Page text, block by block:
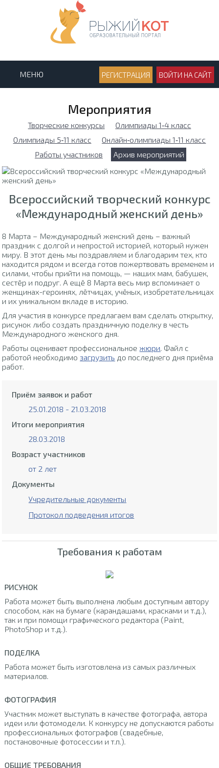
МЕНЮ РЕГИСТРАЦИЯ ВОЙТИ НА САЙТ
Мероприятия
Творческие конкурсы
Олимпиады 1‑4 класс
Олимпиады 5‑11 класс
Онлайн‑олимпиады 1‑11 класс
Работы участников
Архив мероприятий
Всероссийский творческий конкурс
«Международный женский день»
8 Марта – Международный женский день – важный
праздник с долгой и непростой историей, который нужен
миру. В этот день мы поздравляем и благодарим тех, кто
находится рядом и всегда готов пожертвовать временем и
силами, чтобы прийти на помощь, — наших мам, бабушек,
сестёр и подруг. А ещё 8 Марта весь мир вспоминает о
женщинах-героинях, лётчицах, учёных, изобретательницах
и их уникальном вкладе в историю.
Для участия в конкурсе предлагаем вам сделать открытку,
рисунок либо создать праздничную поделку в честь
Международного женского дня.
Работы оценивает профессиональное жюри. Файл с
работой необходимо загрузить до последнего дня приёма
работ.
Приём заявок и работ
25.01.2018 - 21.03.2018
Итоги мероприятия
28.03.2018
Возраст участников
от 2 лет
Документы
Учредительные документы
Протокол подведения итогов
Требования к работам
РИСУНОК
Работа может быть выполнена любым доступным автору
способом, как на бумаге (карандашами, красками и т.д.),
так и при помощи графического редактора (Paint,
PhotoShop и т.д.).
ПОДЕЛКА
Работа может быть изготовлена из самых различных
материалов.
ФОТОГРАФИЯ
Участник может выступать в качестве фотографа, автора
идеи или фотомодели. К конкурсу не допускаются работы
профессиональных фотографов (свадебные,
постановочные фотосессии и т.п.).
ОБЩИЕ ТРЕБОВАНИЯ